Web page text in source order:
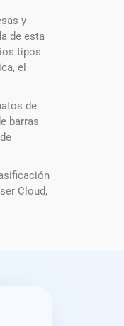
y
de esta
tipos
el
de
barras
Cloud,